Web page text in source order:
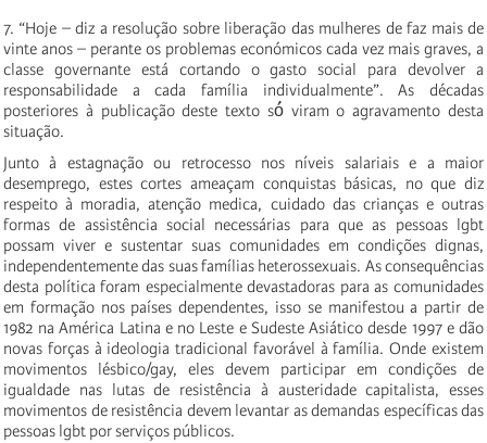
7. “Hoje – diz a resolução sobre liberação das mulheres de faz mais de
vinte anos – perante os problemas económicos cada vez mais graves, a
classe governante está cortando o gasto social para devolver a
responsabilidade a cada família individualmente”. As décadas
posteriores à publicação deste texto só́ viram o agravamento desta
situação.
Junto à estagnação ou retrocesso nos níveis salariais e a maior
desemprego, estes cortes ameaçam conquistas básicas, no que diz
respeito à moradia, atenção medica, cuidado das crianças e outras
formas de assistência social necessárias para que as pessoas lgbt
possam viver e sustentar suas comunidades em condições dignas,
independentemente das suas famílias heterossexuais. As consequências
desta política foram especialmente devastadoras para as comunidades
em formação nos países dependentes, isso se manifestou a partir de
1982 na América Latina e no Leste e Sudeste Asiático desde 1997 e dão
novas forças à ideologia tradicional favorável à família. Onde existem
movimentos lésbico/gay, eles devem participar em condições de
igualdade nas lutas de resistência à austeridade capitalista, esses
movimentos de resistência devem levantar as demandas específicas das
pessoas lgbt por serviços públicos.